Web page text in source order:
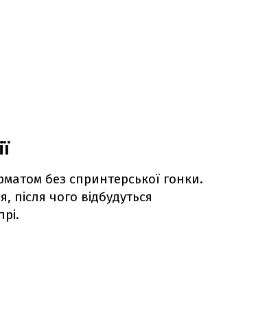
без спринтерської гонки.
після чого відбудуться